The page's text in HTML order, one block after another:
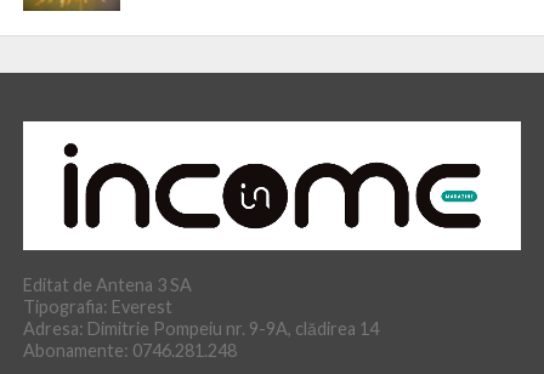
Editat de Antena 3 SA
Tipografia: Everest
Adresa: Dimitrie Pompeiu nr. 9-9A, clădirea 14
Abonamente: 0746.281.248